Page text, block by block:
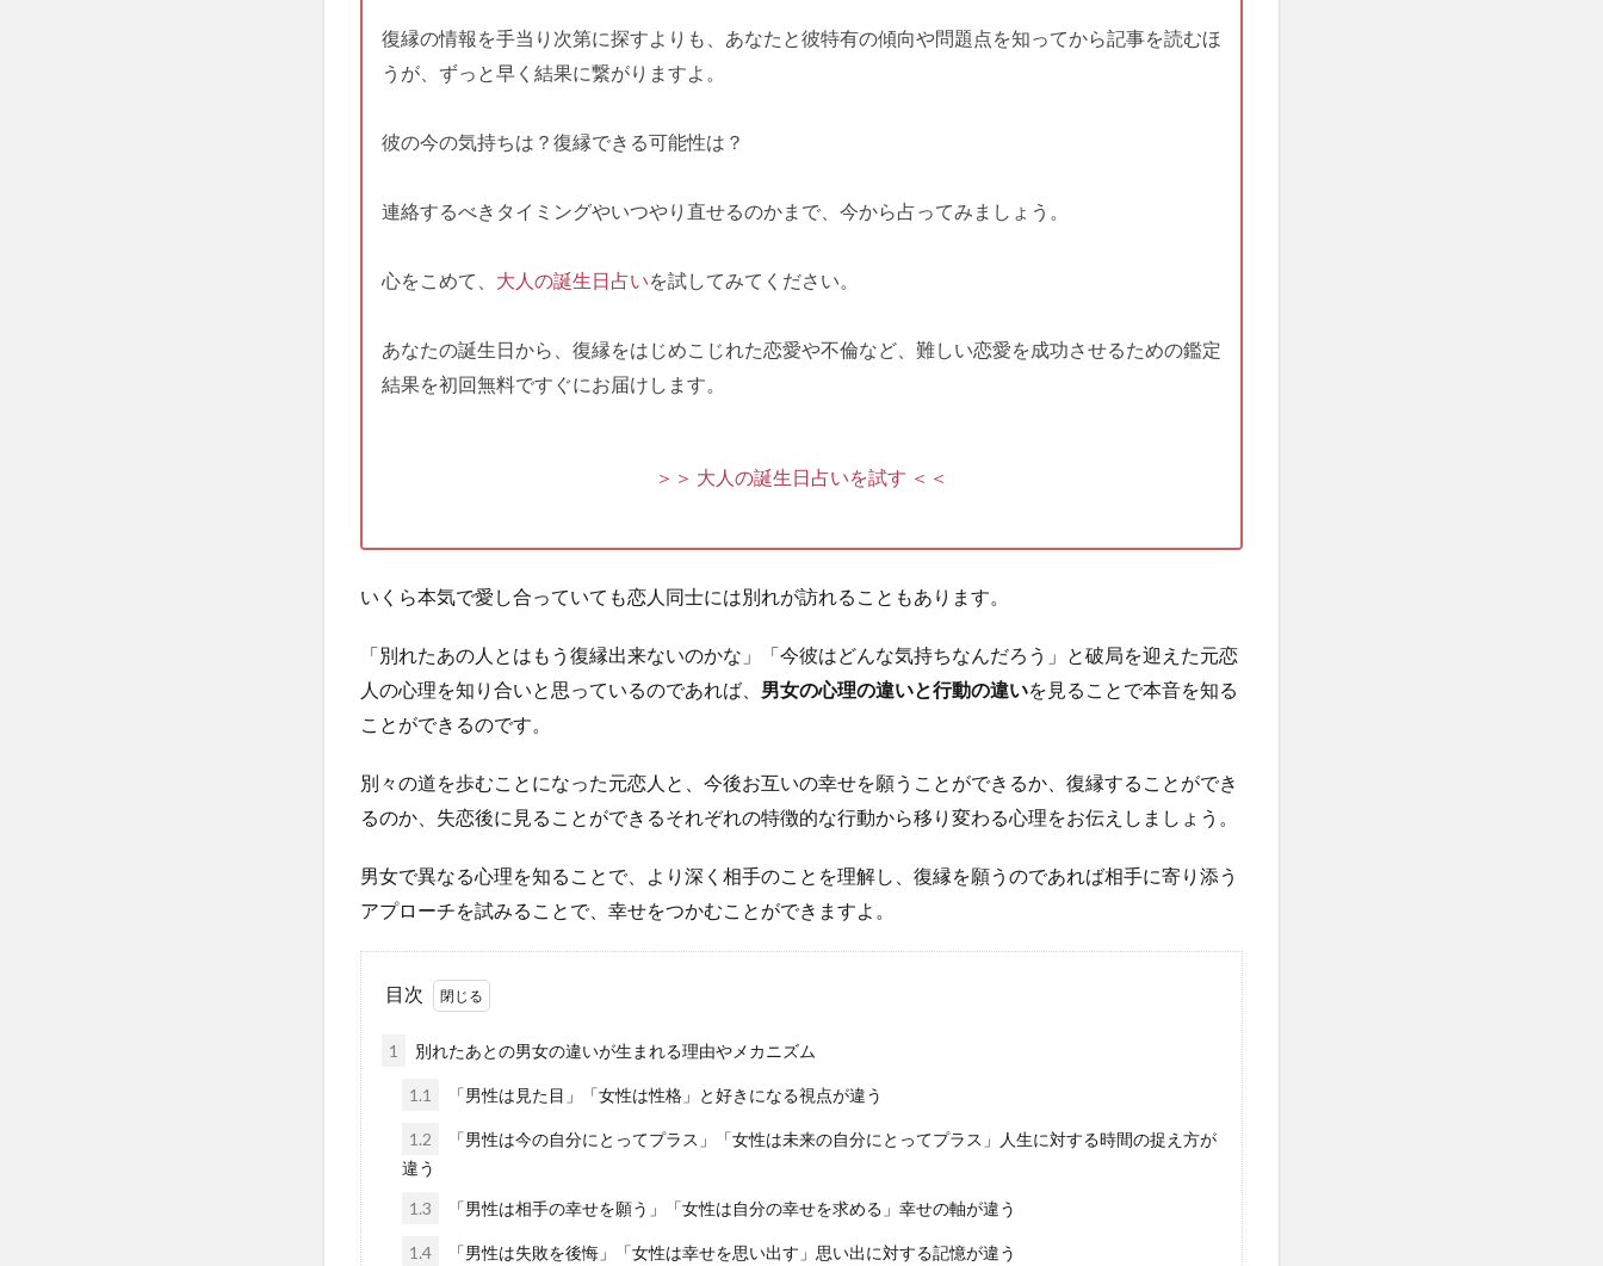
復縁の情報を手当り次第に探すよりも、あなたと彼特有の傾向や問題点を知ってから記事を読むほ
うが、ずっと早く結果に繋がりますよ。
彼の今の気持ちは？復縁できる可能性は？
連絡するべきタイミングやいつやり直せるのかまで、今から占ってみましょう。
心をこめて、 大人の誕生日占いを試してみてください。
あなたの誕生日から、復縁をはじめこじれた恋愛や不倫など、難しい恋愛を成功させるための鑑定
結果を初回無料ですぐにお届けします。
＞＞ 大人の誕生日占いを試す ＜＜
いくら本気で愛し合っていても恋人同士には別れが訪れることもあります。
「別れたあの人とはもう復縁出来ないのかな」「今彼はどんな気持ちなんだろう」と破局を迎えた元恋
人の心理を知り合いと思っているのであれば、 男女の心理の違いと行動の違いを見ることで本音を知る
ことができるのです。
別々の道を歩むことになった元恋人と、今後お互いの幸せを願うことができるか、復縁することができ
るのか、失恋後に見ることができるそれぞれの特徴的な行動から移り変わる心理をお伝えしましょう。
男女で異なる心理を知ることで、より深く相手のことを理解し、復縁を願うのであれば相手に寄り添う
アプローチを試みることで、幸せをつかむことができますよ。
目次
1 別れたあとの男女の違いが生まれる理由やメカニズム
1.1 「男性は見た目」「女性は性格」と好きになる視点が違う
1.2
「男性は今の自分にとってプラス」「女性は未来の自分にとってプラス」人生に対する時間の捉え方が
違う
1.3
「男性は相手の幸せを願う」「女性は自分の幸せを求める」幸せの軸が違う
1.4 「男性は失敗を後悔」「女性は幸せを思い出す」思い出に対する記憶が違う